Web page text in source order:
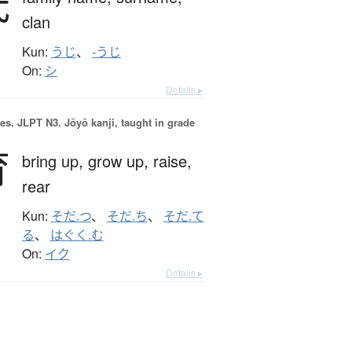
clan
Kun: うじ、 -うじ
On: シ
Details ▸
JLPT N3. Jōyō kanji, taught in grade
bring up, grow up, raise,
rear
Kun: そだ.つ、 そだ.ち、 そだ.て
る、 はぐく.む
On: イク
Details ▸